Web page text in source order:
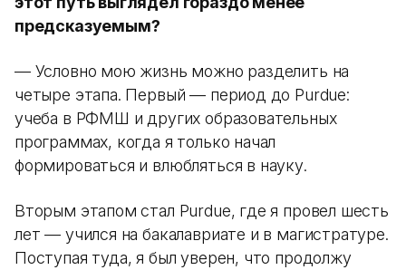
предсказуемым?
— Условно мою жизнь можно разделить на
четыре этапа. Первый — период до Purdue:
учеба в РФМШ и других образовательных
программах, когда я только начал
формироваться и влюбляться в науку.
Вторым этапом стал Purdue, где я провел шесть
лет — учился на бакалавриате и в магистратуре.
Поступая туда, я был уверен, что продолжу